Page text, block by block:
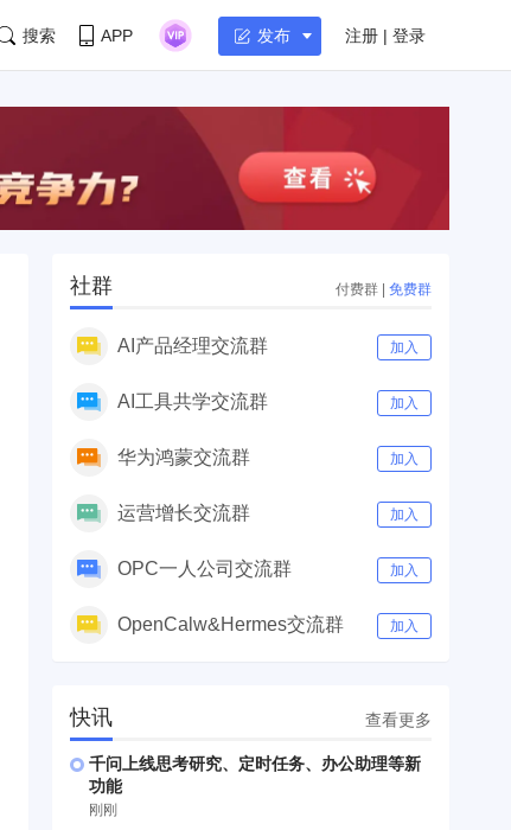
搜索 APP 发布 注册 | 登录
社群 付费群 | 免费群
AI产品经理交流群 加入
AI工具共学交流群 加入
华为鸿蒙交流群 加入
运营增长交流群 加入
OPC一人公司交流群 加入
OpenCalw&Hermes交流群 加入
快讯 查看更多
千问上线思考研究、定时任务、办公助理等新
功能
刚刚